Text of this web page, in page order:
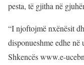
pesta, të gjitha në
“I njoftojmë nxënësit
disponueshme edhe
Shkencës www.e-